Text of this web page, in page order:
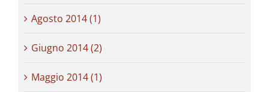
Agosto 2014 (1)
Giugno 2014 (2)
Maggio 2014 (1)